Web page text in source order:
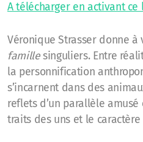
A télécharger en activant ce
Véronique Strasser donne à
famillesinguliers. Entre
la personnification
s’incarnent dans des
reflets d’un parallèle
traits des uns et le